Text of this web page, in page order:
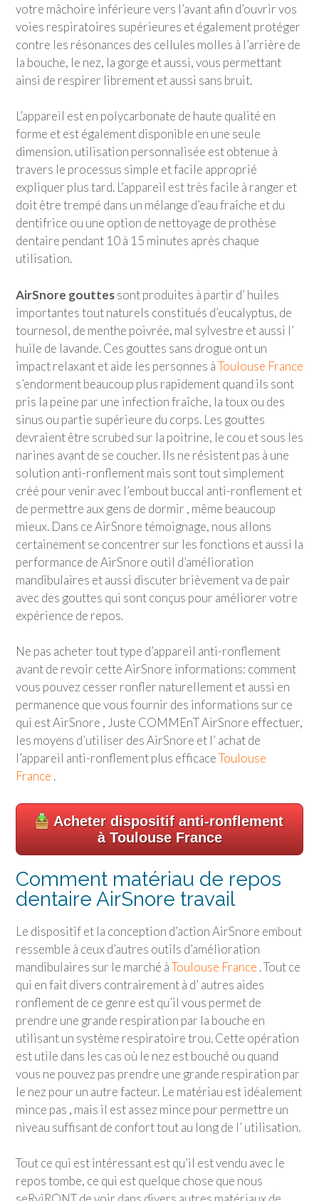
votre mâchoire inférieure vers l’avant afin d’ouvrir vos
voies respiratoires supérieures et également protéger
contre les résonances des cellules molles à l’arrière de
la bouche, le nez, la gorge et aussi, vous permettant
ainsi de respirer librement et aussi sans bruit.
L’appareil est en polycarbonate de haute qualité en
forme et est également disponible en une seule
dimension. utilisation personnalisée est obtenue à
travers le processus simple et facile approprié
expliquer plus tard. L’appareil est très facile à ranger et
doit être trempé dans un mélange d’eau fraîche et du
dentifrice ou une option de nettoyage de prothèse
dentaire pendant 10 à 15 minutes après chaque
utilisation.
AirSnore gouttessont produites à partir d’ huiles
importantes tout naturels constitués d’eucalyptus, de
tournesol, de menthe poivrée, mal sylvestre et aussi l’
huile de lavande. Ces gouttes sans drogue ont un
impact relaxant et aide les personnes àToulouse France
s’endorment beaucoup plus rapidement quand ils sont
pris la peine par une infection fraîche, la toux ou des
sinus ou partie supérieure du corps. Les gouttes
devraient être scrubed sur la poitrine, le cou et sous les
narines avant de se coucher. Ils ne résistent pas à une
solution anti-ronflement mais sont tout simplement
créé pour venir avec l’embout buccal anti-ronflement et
de permettre aux gens de dormir , même beaucoup
mieux. Dans ce AirSnore témoignage, nous allons
certainement se concentrer sur les fonctions et aussi la
performance de AirSnore outil d’amélioration
mandibulaires et aussi discuter brièvement va de pair
avec des gouttes qui sont conçus pour améliorer votre
expérience de repos.
Ne pas acheter tout type d’appareil anti-ronflement
avant de revoir cette AirSnore informations: comment
vous pouvez cesser ronfler naturellement et aussi en
permanence que vous fournir des informations sur ce
qui est AirSnore , Juste COMMEnT AirSnore effectuer,
les moyens d’utiliser des AirSnore et l’ achat de
l’appareil anti-ronflement plus efficaceToulouse
France .
Acheter dispositif anti-ronflement
à Toulouse France
Comment matériau de repos
dentaire AirSnore travail
Le dispositif et la conception d’action AirSnore embout
ressemble à ceux d’autres outils d’amélioration
mandibulaires sur le marché àToulouse France . Tout ce
qui en fait divers contrairement à d’ autres aides
ronflement de ce genre est qu’il vous permet de
prendre une grande respiration par la bouche en
utilisant un système respiratoire trou. Cette opération
est utile dans les cas où le nez est bouché ou quand
vous ne pouvez pas prendre une grande respiration par
le nez pour un autre facteur. Le matériau est idéalement
mince pas , mais il est assez mince pour permettre un
niveau suffisant de confort tout au long de l’ utilisation.
Tout ce qui est intéressant est qu’il est vendu avec le
repos tombe, ce qui est quelque chose que nous